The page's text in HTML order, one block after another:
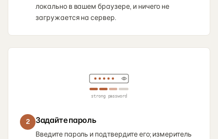
локально в вашем браузере, и ничего не
загружается на сервер.
strong password
2 Задайте пароль
Введите пароль и подтвердите его; измеритель